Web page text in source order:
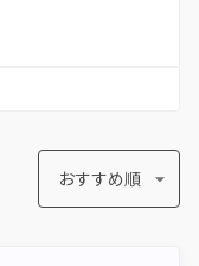
おすすめ順